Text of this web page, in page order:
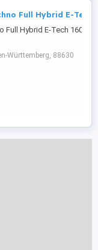
Full Hybrid E-Tech
Full Hybrid E-Tech
Württemberg, 88630